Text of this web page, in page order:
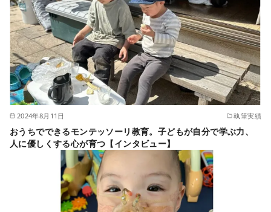
2024年8月11日 執筆実績
おうちでできるモンテッソーリ教育。子どもが自分で学ぶ力、
人に優しくする心が育つ【インタビュー】